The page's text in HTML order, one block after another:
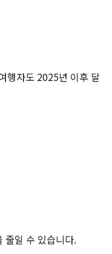
행자도 2025년 이후 달
줄일 수 있습니다.